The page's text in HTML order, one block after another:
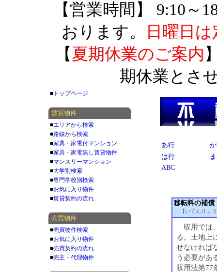
【営業時間】 9:10～
おります。
日曜日
【 夏期休業のご案内
期休業とさ
あ行
は行
ABC
移転料の補償
【いてんりょ
収用では
る。土地上
せなければ
う必要があ
収用法第77
■ トップページ
賃貸物件
■エリアから検索
■路線から検索
■家具・家電付マンション
■家具・家電無し賃貸物件
■マンスリーマンション
■大学別検索
■専門学校別検索
■お気に入り物件
■賃貸契約の流れ
売買物件
■売買物件検索
■お気に入り物件
■売買契約の流れ
■売主・代理物件